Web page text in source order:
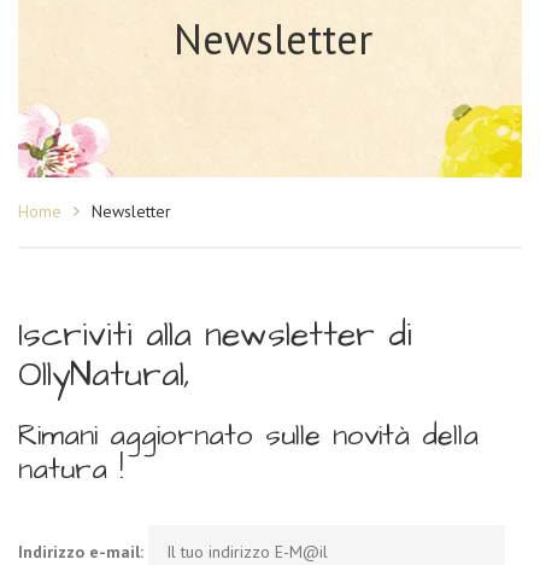
Newsletter
Home Newsletter
Iscriviti alla newsletter di
OllyNatural,
Rimani aggiornato sulle novità della
natura !
Indirizzo e-mail: